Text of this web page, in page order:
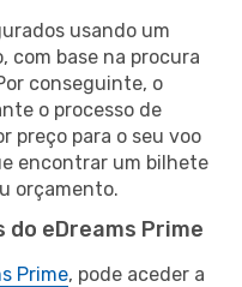
usando um
com base na procura
conseguinte, o
o processo de
preço para o seu voo
encontrar um bilhete
orçamento.
eDreams Prime
Prime, pode aceder a